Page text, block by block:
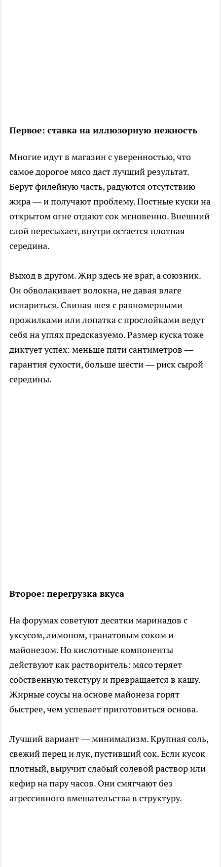
Первое: ставка на иллюзорную нежность
Многие идут в магазин с уверенностью, что
самое дорогое мясо даст лучший результат.
Берут филейную часть, радуются отсутствию
жира — и получают проблему. Постные куски на
открытом огне отдают сок мгновенно. Внешний
слой пересыхает, внутри остается плотная
середина.
Выход в другом. Жир здесь не враг, а союзник.
Он обволакивает волокна, не давая влаге
испариться. Свиная шея с равномерными
прожилками или лопатка с прослойками ведут
себя на углях предсказуемо. Размер куска тоже
диктует успех: меньше пяти сантиметров —
гарантия сухости, больше шести — риск сырой
середины.
Второе: перегрузка вкуса
На форумах советуют десятки маринадов с
уксусом, лимоном, гранатовым соком и
майонезом. Но кислотные компоненты
действуют как растворитель: мясо теряет
собственную текстуру и превращается в кашу.
Жирные соусы на основе майонеза горят
быстрее, чем успевает приготовиться основа.
Лучший вариант — минимализм. Крупная соль,
свежий перец и лук, пустивший сок. Если кусок
плотный, выручит слабый солевой раствор или
кефир на пару часов. Они смягчают без
агрессивного вмешательства в структуру.